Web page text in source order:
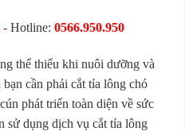
- Hotline: 0566.950.950
thể thiếu khi nuôi dưỡng và
cần phải cắt tỉa lông chó
phát triển toàn diện về sức
sử dụng dịch vụ cắt tỉa lông